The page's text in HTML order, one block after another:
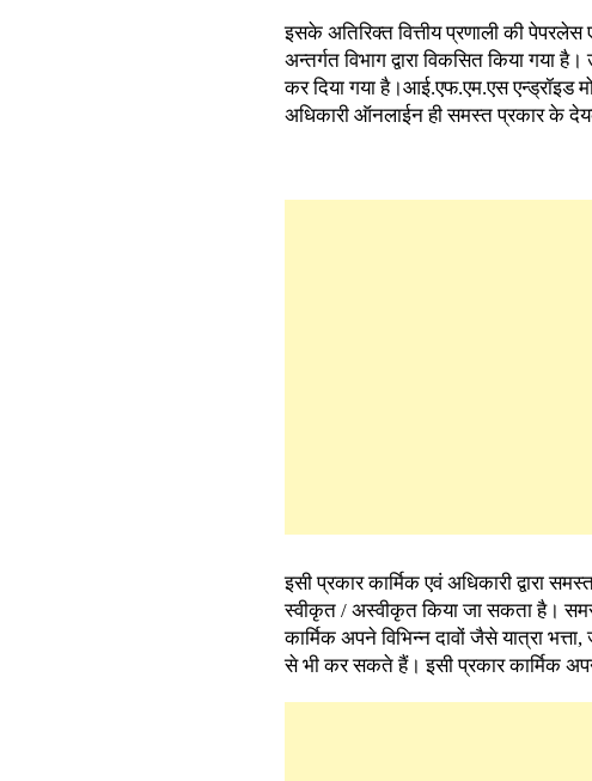
इसके अतिरिक्त वित्तीय प्रणाली की
अन्तर्गत विभाग द्वारा विकसित किया गया
कर दिया गया है।आई.एफ.एम.एस एन्ड्रॉइड
अधिकारी ऑनलाईन ही समस्त प्रकार के
इसी प्रकार कार्मिक एवं अधिकारी द्वारा
स्वीकृत / अस्वीकृत किया जा सकता है।
कार्मिक अपने विभिन्न दावों जैसे यात्रा
से भी कर सकते हैं। इसी प्रकार कार्मिक